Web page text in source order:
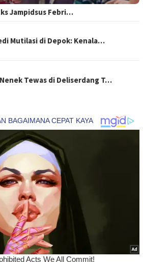
Jampidsus Febri…
Mutilasi di Depok: Kenala…
Tewas di Deliserdang T…